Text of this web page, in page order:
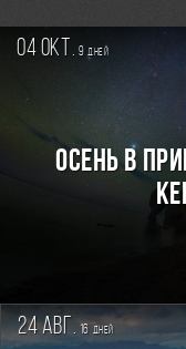
04 окт. 9 дней
Осень в
24 авг. 16 дней